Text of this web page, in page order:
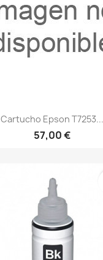
Cartucho Epson T7253...
57,00 €